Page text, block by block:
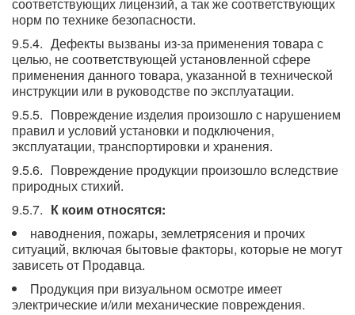
норм по технике безопасности.
Дефекты вызваны из-за применения товара с
целью, не соответствующей установленной сфере
применения данного товара, указанной в технической
инструкции или в руководстве по эксплуатации.
Повреждение изделия произошло с нарушением
правил и условий установки и подключения,
эксплуатации, транспортировки и хранения.
Повреждение продукции произошло вследствие
природных стихий.
К коим относятся:
наводнения, пожары, землетрясения и прочих
ситуаций, включая бытовые факторы, которые не могут
зависеть от Продавца.
Продукция при визуальном осмотре имеет
электрические и/или механические повреждения.